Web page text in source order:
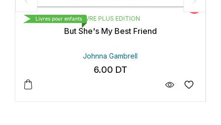
PLUS EDITION
My Best Friend
Vedette